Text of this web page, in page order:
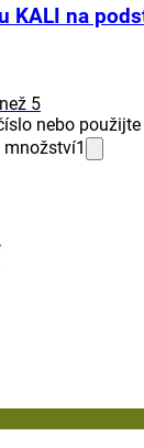
KALI na
5
nebo
množství1